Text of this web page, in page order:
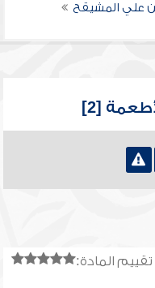
علي المشيقح
[2]
تقييم المادة: